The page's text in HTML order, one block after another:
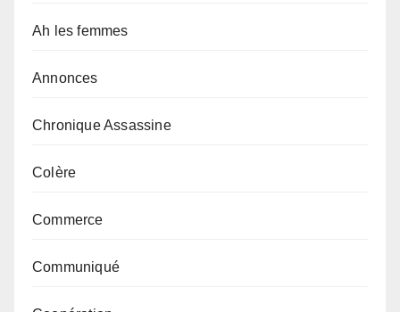
Ah les femmes
Annonces
Chronique Assassine
Colère
Commerce
Communiqué